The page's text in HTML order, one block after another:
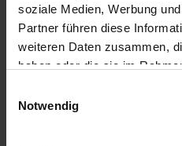
soziale Medien, Werbung
Partner führen diese
weiteren Daten zusammen,
haben oder die sie im
Notwendig